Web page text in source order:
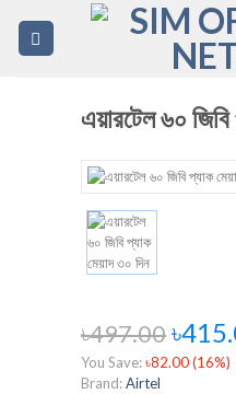
এয়ারটেল ৬০
৳497.00
You Save:৳82.00 (16%)
Brand:Airtel